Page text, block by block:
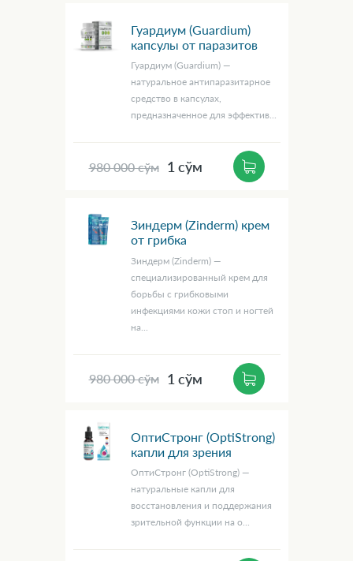
Гуардиум (Guardium)
капсулы от паразитов
Гуардиум (Guardium) —
натуральное антипаразитарное
средство в капсулах,
предназначенное для эффектив...
980 000 сўм 1 сўм
Зиндерм (Zinderm) крем
от грибка
Зиндерм (Zinderm) —
специализированный крем для
борьбы с грибковыми
инфекциями кожи стоп и ногтей
на...
980 000 сўм 1 сўм
ОптиСтронг (OptiStrong)
капли для зрения
ОптиСтронг (OptiStrong) —
натуральные капли для
восстановления и поддержания
зрительной функции на о...